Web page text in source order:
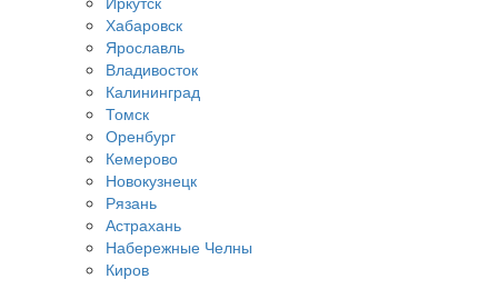
Хабаровск
Ярославль
Владивосток
Калининград
Томск
Оренбург
Кемерово
Новокузнецк
Рязань
Астрахань
Набережные Челны
Киров